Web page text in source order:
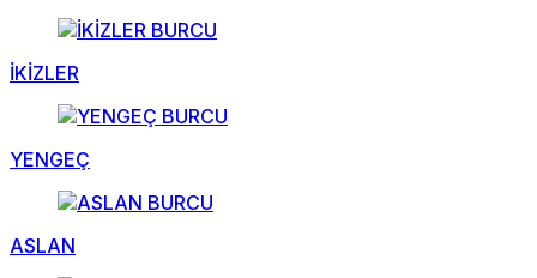
İKİZLER
YENGEÇ
ASLAN